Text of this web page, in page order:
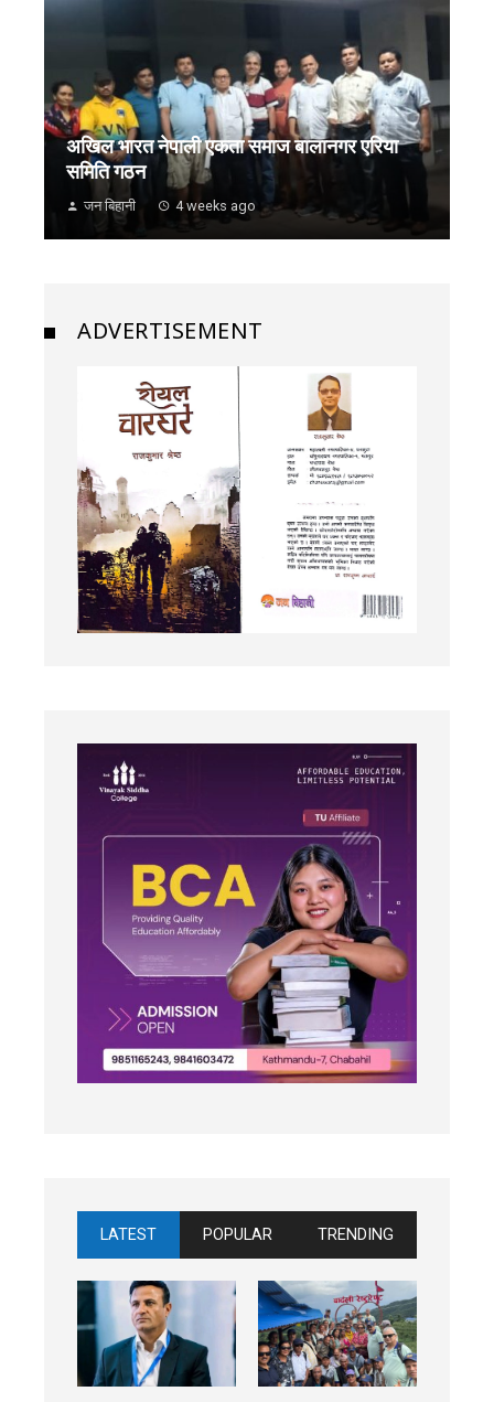
अखिल भारत नेपाली एकता समाज बालानगर एरिया
समिति गठन
जन बिहानी 4 weeks ago
ADVERTISEMENT
LATEST POPULAR TRENDING